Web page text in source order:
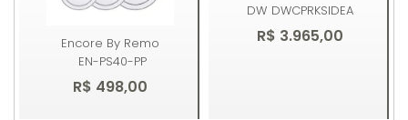
Encore By Remo
EN-PS40-PP
R$ 498,00
DW DWCPRKSIDEA
R$ 3.965,00